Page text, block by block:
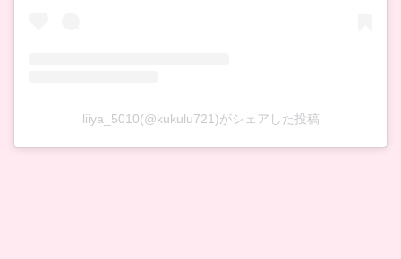
liiya_5010(@kukulu721)がシェアした投稿